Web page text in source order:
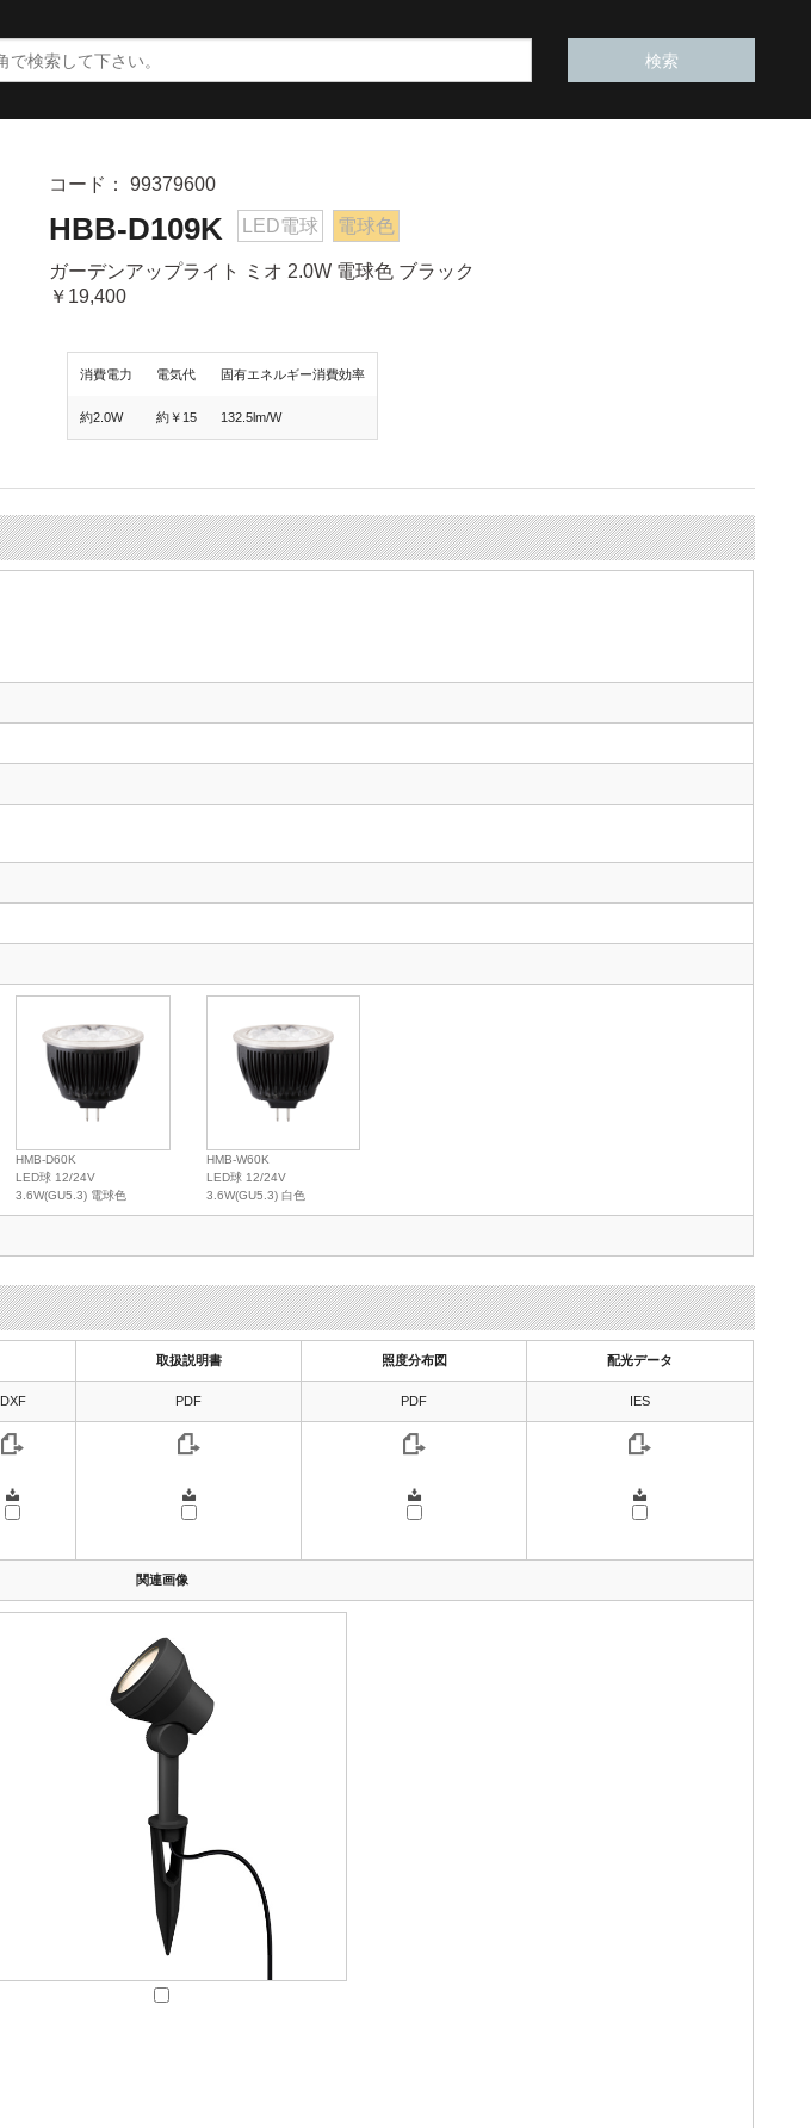
コード： 99379600
HBB-D109K LED電球 電球色
ガーデンアップライト ミオ 2.0W 電球色 ブラック
￥19,400
消費電力 電気代 固有エネルギー消費効率
約2.0W 約￥15 132.5lm/W
HMB-D60K
LED球 12/24V
3.6W(GU5.3) 電球色
HMB-W60K
LED球 12/24V
3.6W(GU5.3) 白色
取扱説明書 照度分布図 配光データ
DXF PDF PDF IES
関連画像